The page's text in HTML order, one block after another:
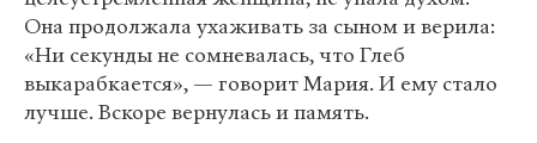
Она продолжала ухаживать за сыном и верила:
«Ни секунды не сомневалась, что Глеб
выкарабкается», — говорит Мария. И ему стало
лучше. Вскоре вернулась и память.